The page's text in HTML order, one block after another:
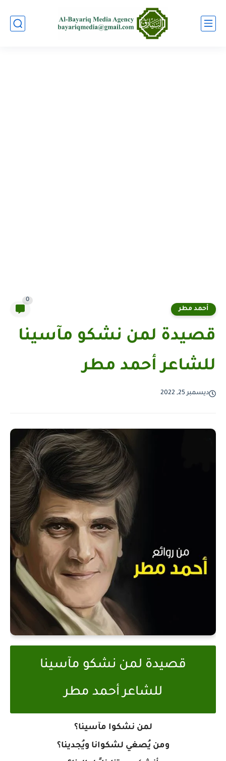
أحمد مطر
0
قصيدة لمن نشكو مآسينا
للشاعر أحمد مطر
ديسمبر 25, 2022
قصيدة لمن نشكو مآسينا
للشاعر أحمد مطر
لمن نشكوا مآسينا؟
ومن يُصغي لشكوانا ويُجدينا؟